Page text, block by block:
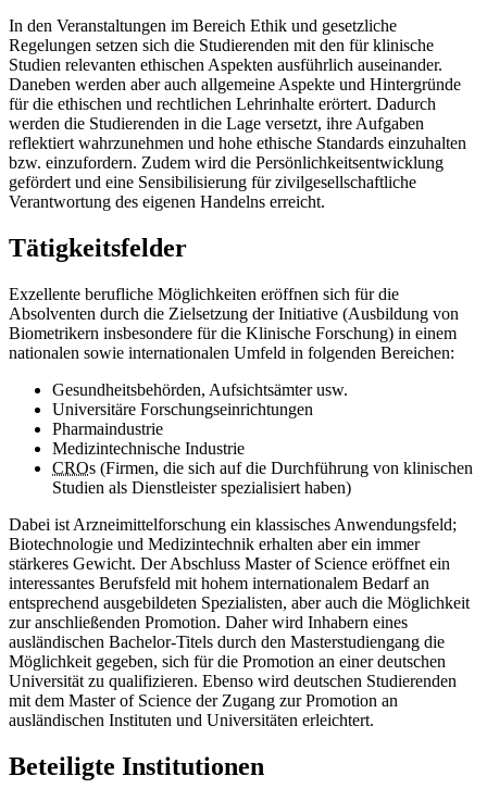
In den Veranstaltungen im Bereich Ethik und gesetzliche
Regelungen setzen sich die Studierenden mit den für klinische
Studien relevanten ethischen Aspekten ausführlich auseinander.
Daneben werden aber auch allgemeine Aspekte und Hintergründe
für die ethischen und rechtlichen Lehrinhalte erörtert. Dadurch
werden die Studierenden in die Lage versetzt, ihre Aufgaben
reflektiert wahrzunehmen und hohe ethische Standards einzuhalten
bzw. einzufordern. Zudem wird die Persönlichkeitsentwicklung
gefördert und eine Sensibilisierung für zivilgesellschaftliche
Verantwortung des eigenen Handelns erreicht.
Tätigkeitsfelder
Exzellente berufliche Möglichkeiten eröffnen sich für die
Absolventen durch die Zielsetzung der Initiative (Ausbildung von
Biometrikern insbesondere für die Klinische Forschung) in einem
nationalen sowie internationalen Umfeld in folgenden Bereichen:
Gesundheitsbehörden, Aufsichtsämter usw.
Universitäre Forschungseinrichtungen
Pharmaindustrie
Medizintechnische Industrie
CROs (Firmen, die sich auf die Durchführung von klinischen
Studien als Dienstleister spezialisiert haben)
Dabei ist Arzneimittelforschung ein klassisches Anwendungsfeld;
Biotechnologie und Medizintechnik erhalten aber ein immer
stärkeres Gewicht. Der Abschluss Master of Science eröffnet ein
interessantes Berufsfeld mit hohem internationalem Bedarf an
entsprechend ausgebildeten Spezialisten, aber auch die Möglichkeit
zur anschließenden Promotion. Daher wird Inhabern eines
ausländischen Bachelor-Titels durch den Masterstudiengang die
Möglichkeit gegeben, sich für die Promotion an einer deutschen
Universität zu qualifizieren. Ebenso wird deutschen Studierenden
mit dem Master of Science der Zugang zur Promotion an
ausländischen Instituten und Universitäten erleichtert.
Beteiligte Institutionen